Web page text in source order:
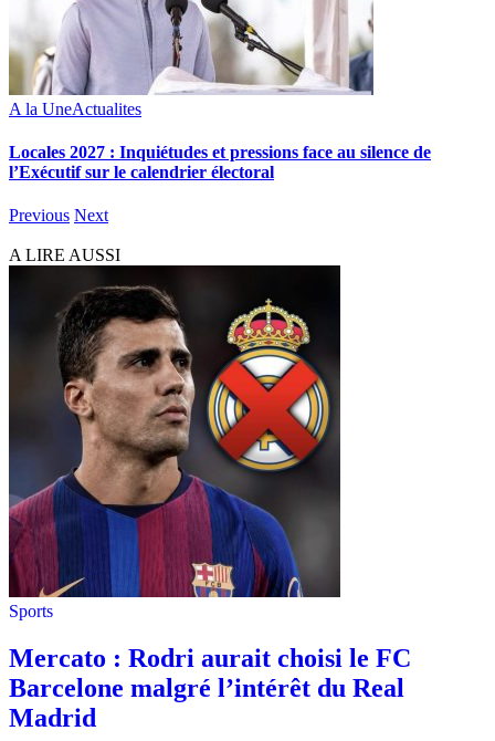
A la UneActualites
Locales 2027 : Inquiétudes et pressions face au silence de
l’Exécutif sur le calendrier électoral
Previous Next
A LIRE AUSSI
Sports
Mercato : Rodri aurait choisi le FC
Barcelone malgré l’intérêt du Real
Madrid